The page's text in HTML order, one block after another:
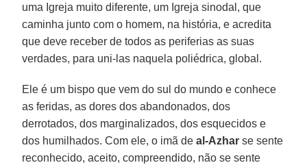
uma Igreja muito diferente, um Igreja sinodal, que
caminha junto com o homem, na história, e acredita
que deve receber de todos as periferias as suas
verdades, para uni-las naquela poliédrica, global.
Ele é um bispo que vem do sul do mundo e conhece
as feridas, as dores dos abandonados, dos
derrotados, dos marginalizados, dos esquecidos e
dos humilhados. Com ele, o imã deal-Azhar se sente
reconhecido, aceito, compreendido, não se sente